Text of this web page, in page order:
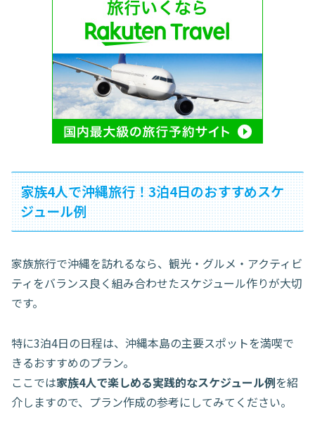
家族4人で沖縄旅行！3泊4日のおすすめスケ
ジュール例
家族旅行で沖縄を訪れるなら、観光・グルメ・アクティビ
ティをバランス良く組み合わせたスケジュール作りが大切
です。
特に3泊4日の日程は、沖縄本島の主要スポットを満喫で
きるおすすめのプラン。
ここでは家族4人で楽しめる実践的なスケジュール例を紹
介しますので、プラン作成の参考にしてみてください。